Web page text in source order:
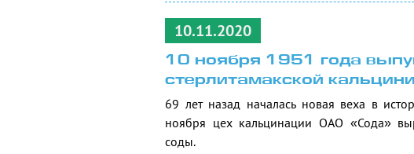
10.11.2020
10 ноября 1951 года
стерлитамакской
69 лет назад началась новая веха в
ноября цех кальцинации ОАО «Сода»
соды.